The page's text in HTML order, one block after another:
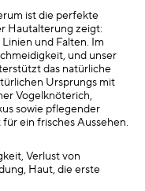
ist die perfekte
Hautalterung zeigt:
und Falten. Im
und unser
das natürliche
Ursprungs mit
Vogelknöterich,
sowie pflegender
ein frisches Aussehen.
Verlust von
Haut, die erste